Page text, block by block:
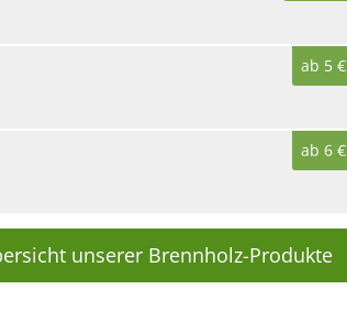
ab 5 €
ab 6 €
unserer Brennholz-Produkte